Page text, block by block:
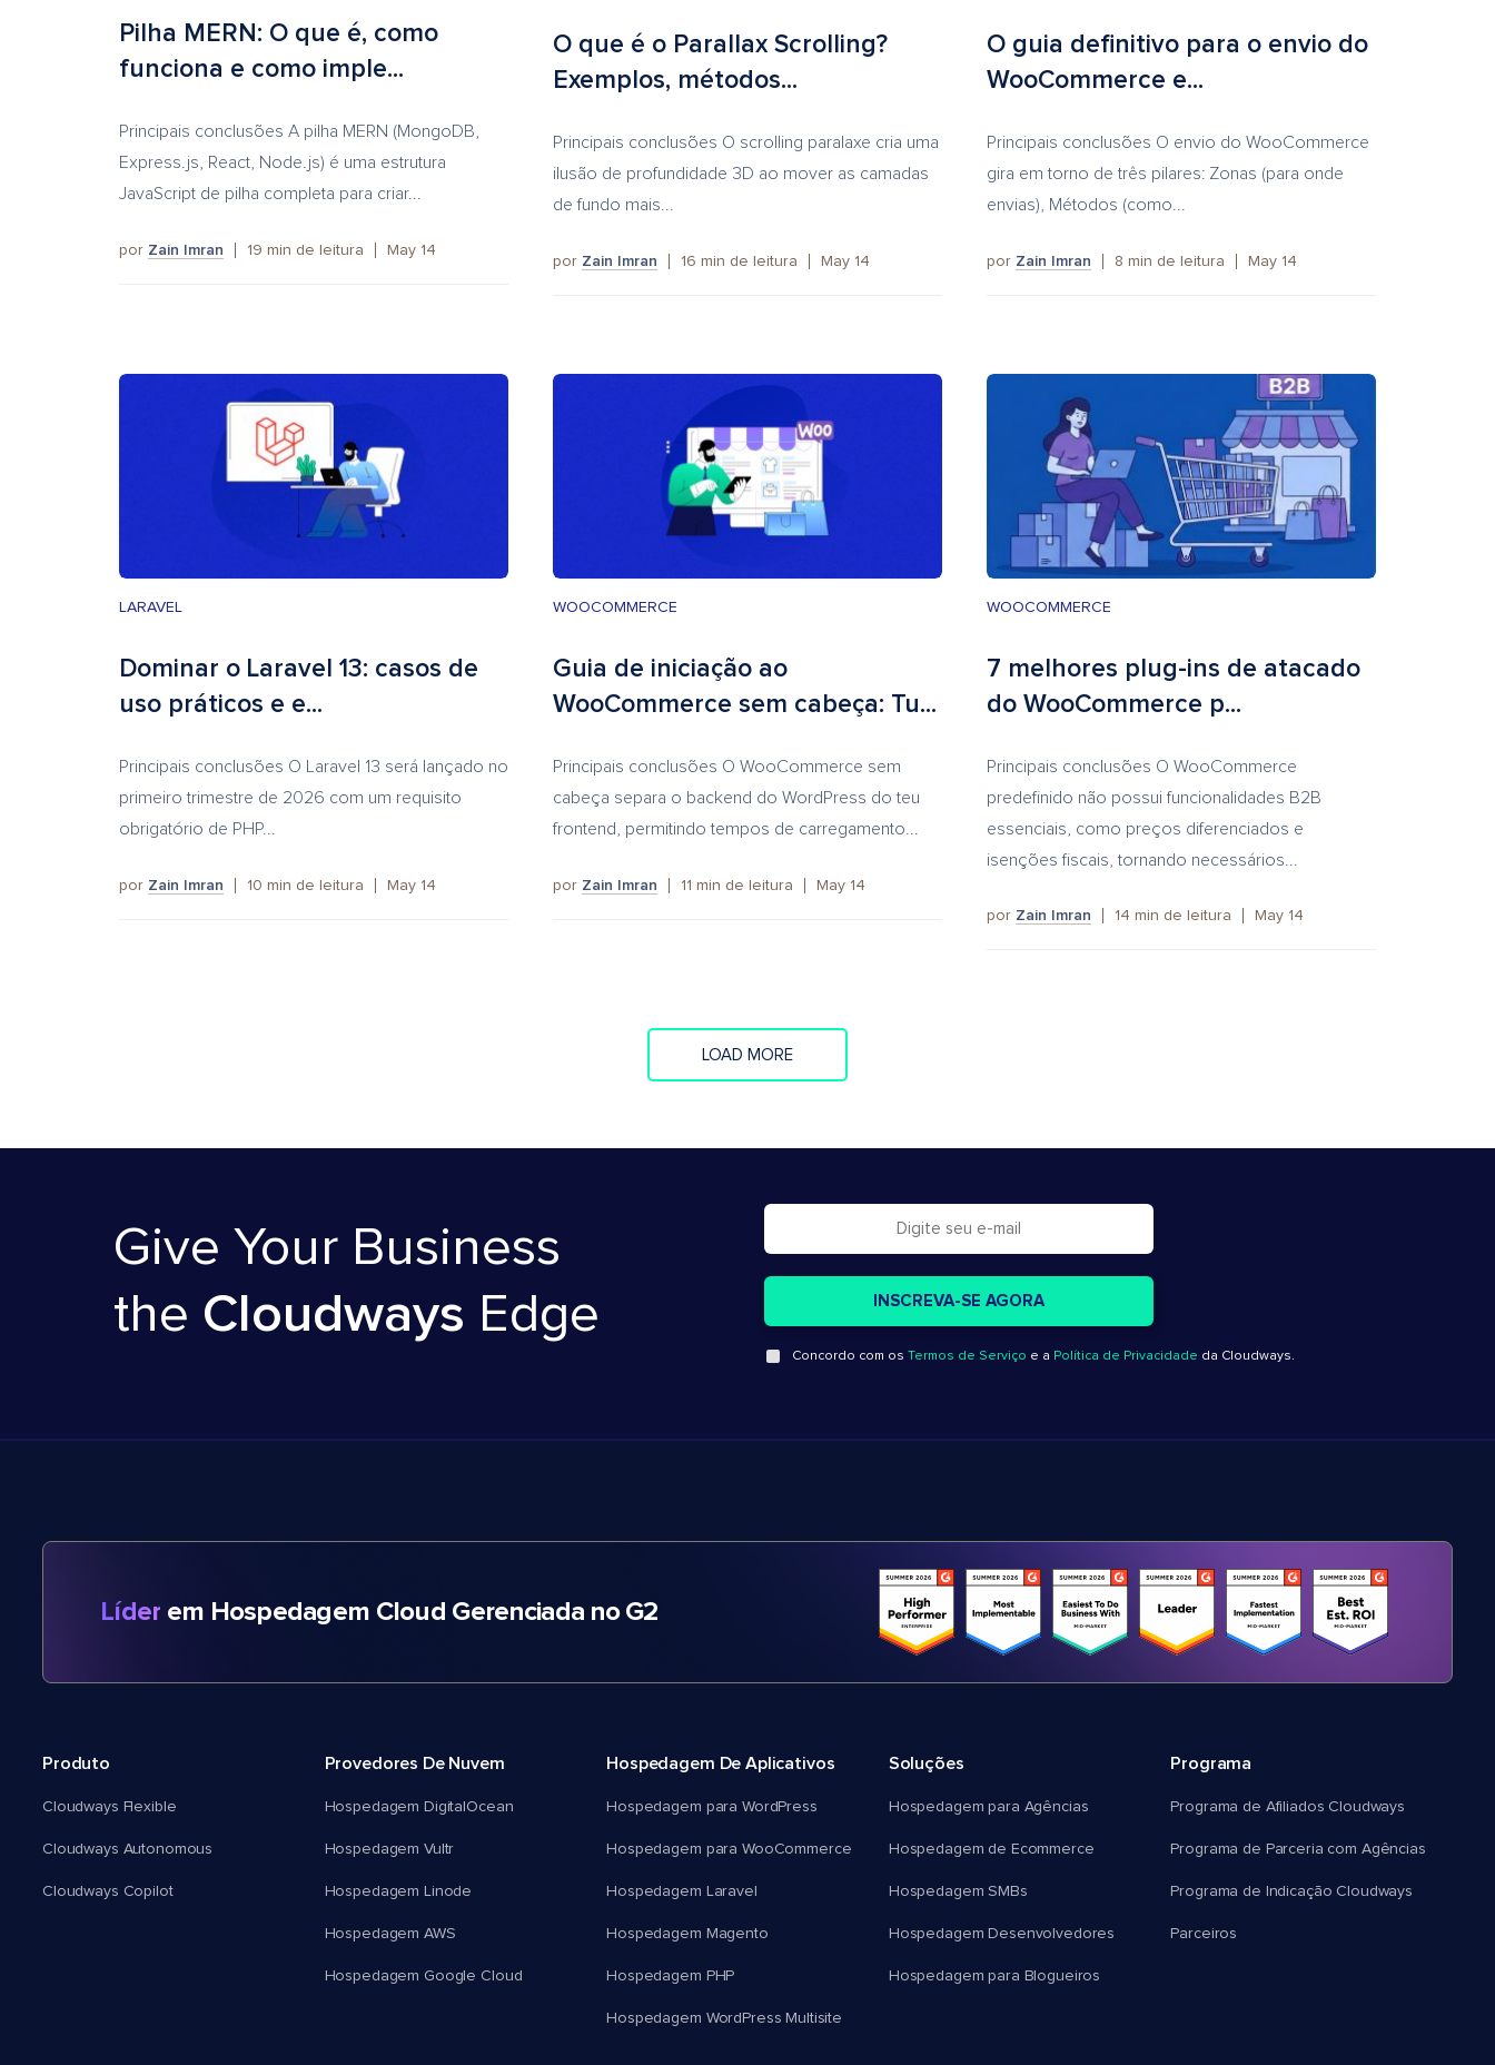
Pilha MERN: O que é, como
funciona e como imple...
Principais conclusões A pilha MERN (MongoDB,
Express.js, React, Node.js) é uma estrutura
JavaScript de pilha completa para criar...
por Zain Imran 19 min de leitura May 14
O que é o Parallax Scrolling?
Exemplos, métodos...
Principais conclusões O scrolling paralaxe cria uma
ilusão de profundidade 3D ao mover as camadas
de fundo mais...
por Zain Imran 16 min de leitura May 14
O guia definitivo para o envio do
WooCommerce e...
Principais conclusões O envio do WooCommerce
gira em torno de três pilares: Zonas (para onde
envias), Métodos (como...
por Zain Imran 8 min de leitura May 14
LARAVEL
Dominar o Laravel 13: casos de
uso práticos e e...
Principais conclusões O Laravel 13 será lançado no
primeiro trimestre de 2026 com um requisito
obrigatório de PHP...
por Zain Imran 10 min de leitura May 14
WOOCOMMERCE
Guia de iniciação ao
WooCommerce sem cabeça: Tu...
Principais conclusões O WooCommerce sem
cabeça separa o backend do WordPress do teu
frontend, permitindo tempos de carregamento...
por Zain Imran 11 min de leitura May 14
WOOCOMMERCE
7 melhores plug-ins de atacado
do WooCommerce p...
Principais conclusões O WooCommerce
predefinido não possui funcionalidades B2B
essenciais, como preços diferenciados e
isenções fiscais, tornando necessários...
por Zain Imran 14 min de leitura May 14
LOAD MORE
Give Your Business
the Cloudways Edge
Concordo com os Termos de Serviço e a Política de Privacidade da Cloudways.
Líder em Hospedagem Cloud Gerenciada no G2
Produto
Cloudways Flexible
Cloudways Autonomous
Cloudways Copilot
Provedores De Nuvem
Hospedagem DigitalOcean
Hospedagem Vultr
Hospedagem Linode
Hospedagem AWS
Hospedagem Google Cloud
Hospedagem De Aplicativos
Hospedagem para WordPress
Hospedagem para WooCommerce
Hospedagem Laravel
Hospedagem Magento
Hospedagem PHP
Hospedagem WordPress Multisite
Soluções
Hospedagem para Agências
Hospedagem de Ecommerce
Hospedagem SMBs
Hospedagem Desenvolvedores
Hospedagem para Blogueiros
Programa
Programa de Afiliados Cloudways
Programa de Parceria com Agências
Programa de Indicação Cloudways
Parceiros